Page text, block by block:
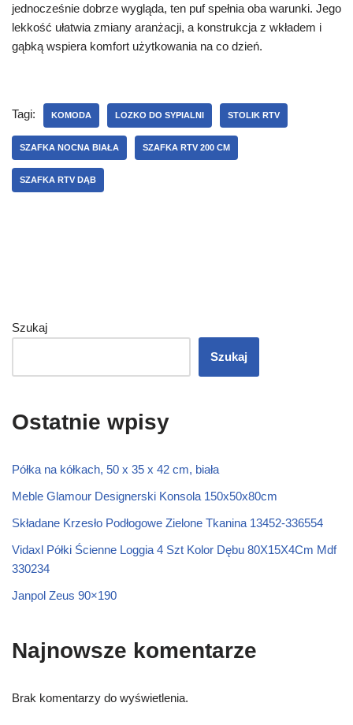
jednocześnie dobrze wygląda, ten puf spełnia oba warunki. Jego
lekkość ułatwia zmiany aranżacji, a konstrukcja z wkładem i
gąbką wspiera komfort użytkowania na co dzień.
Tagi: KOMODA LOZKO DO SYPIALNI STOLIK RTV
SZAFKA NOCNA BIAŁA SZAFKA RTV 200 CM
SZAFKA RTV DĄB
Szukaj
Szukaj
Ostatnie wpisy
Półka na kółkach, 50 x 35 x 42 cm, biała
Meble Glamour Designerski Konsola 150x50x80cm
Składane Krzesło Podłogowe Zielone Tkanina 13452-336554
Vidaxl Półki Ścienne Loggia 4 Szt Kolor Dębu 80X15X4Cm Mdf
330234
Janpol Zeus 90×190
Najnowsze komentarze
Brak komentarzy do wyświetlenia.